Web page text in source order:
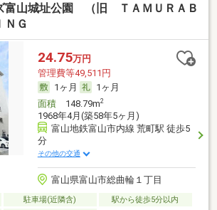
富山城址公園 （旧 ＴＡＭＵＲＡＢ
ＮＧ
24.75万円
管理費等49,511円
1ヶ月
1ヶ月
面積148.79m2
1968年4月(築58年5ヶ月)
富山地鉄富山市内線 荒町駅 徒歩5
分
その他の交通
富山県富山市総曲輪１丁目
駐車場(近隣含)
駅から徒歩5分以内